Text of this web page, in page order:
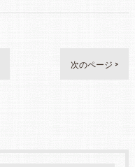
次のページ >